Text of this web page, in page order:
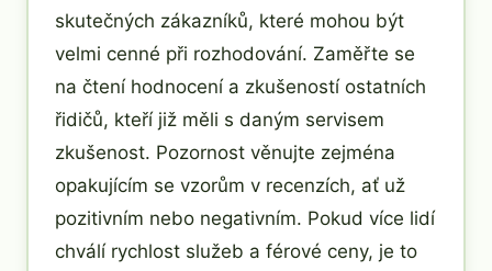
skutečných zákazníků, které mohou být
velmi cenné při rozhodování. Zaměřte se
na čtení hodnocení a zkušeností ostatních
řidičů, kteří již měli s daným servisem
zkušenost. Pozornost věnujte zejména
opakujícím se vzorům v recenzích, ať už
pozitivním nebo negativním. Pokud více lidí
chválí rychlost služeb a férové ceny, je to